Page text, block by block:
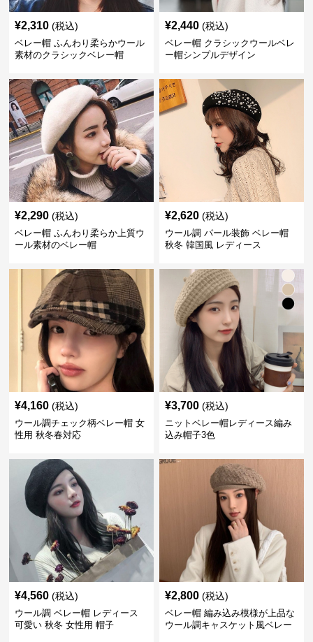
¥2,310 (税込)
ベレー帽 ふんわり柔らかウール
素材のクラシックベレー帽
¥2,440 (税込)
ベレー帽 クラシックウールベレ
ー帽シンプルデザイン
¥2,290 (税込)
ベレー帽 ふんわり柔らか上質ウ
ール素材のベレー帽
¥2,620 (税込)
ウール調 パール装飾 ベレー帽
秋冬 韓国風 レディース
¥4,160 (税込)
ウール調チェック柄ベレー帽 女
性用 秋冬春対応
¥3,700 (税込)
ニットベレー帽レディース編み
込み帽子3色
¥4,560 (税込)
ウール調 ベレー帽 レディース
可愛い 秋冬 女性用 帽子
¥2,800 (税込)
ベレー帽 編み込み模様が上品な
ウール調キャスケット風ベレー